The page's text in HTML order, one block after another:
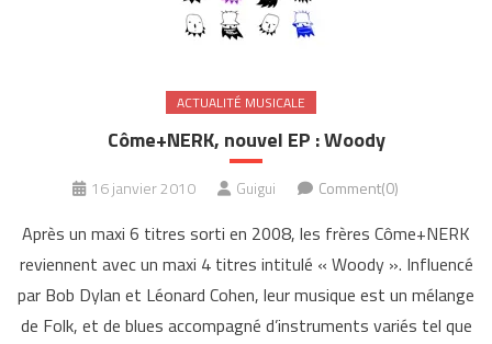
ACTUALITÉ MUSICALE
Côme+NERK, nouvel EP : Woody
16 janvier 2010 Guigui Comment(0)
Après un maxi 6 titres sorti en 2008, les frères Côme+NERK
reviennent avec un maxi 4 titres intitulé « Woody ». Influencé
par Bob Dylan et Léonard Cohen, leur musique est un mélange
de Folk, et de blues accompagné d’instruments variés tel que